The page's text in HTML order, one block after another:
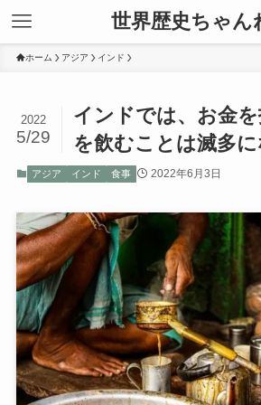
世界歴史ちゃん
ホーム アジア インド
インドでは、お金
を飲むことは滅多
2022
5/29
アジア インド 食事 2022年6月3日